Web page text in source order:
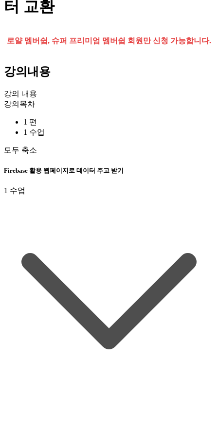
터 교환
로얄 멤버쉽, 슈퍼 프리미엄 멤버쉽 회원만 신청 가능합니다.
강의내용
강의 내용
강의목차
1 편
1 수업
모두 축소
Firebase 활용 웹페이지로 데이터 주고 받기
1 수업